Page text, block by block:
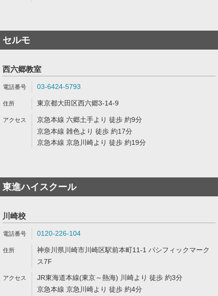
セルモ
西六郷教室
03-6424-5793
東京都大田区西六郷3-14-9
京急本線 六郷土手より 徒歩 約9分
京急本線 雑色より 徒歩 約17分
京急本線 京急川崎より 徒歩 約19分
東進ハイスクール
川崎校
0120-226-104
神奈川県川崎市川崎区駅前本町11-1 パシフィックマーク
ス7F
JR東海道本線(東京～熱海) 川崎より 徒歩 約3分
京急本線 京急川崎より 徒歩 約4分